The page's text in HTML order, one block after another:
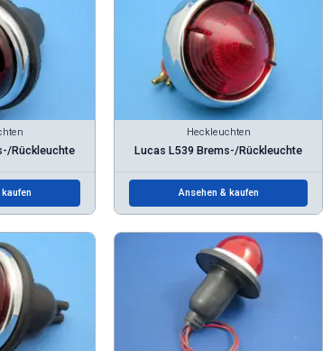
Rückleuchte
Heckleuchten
Lucas L539 Brems-/Rückleuchte
Ansehen & kaufen